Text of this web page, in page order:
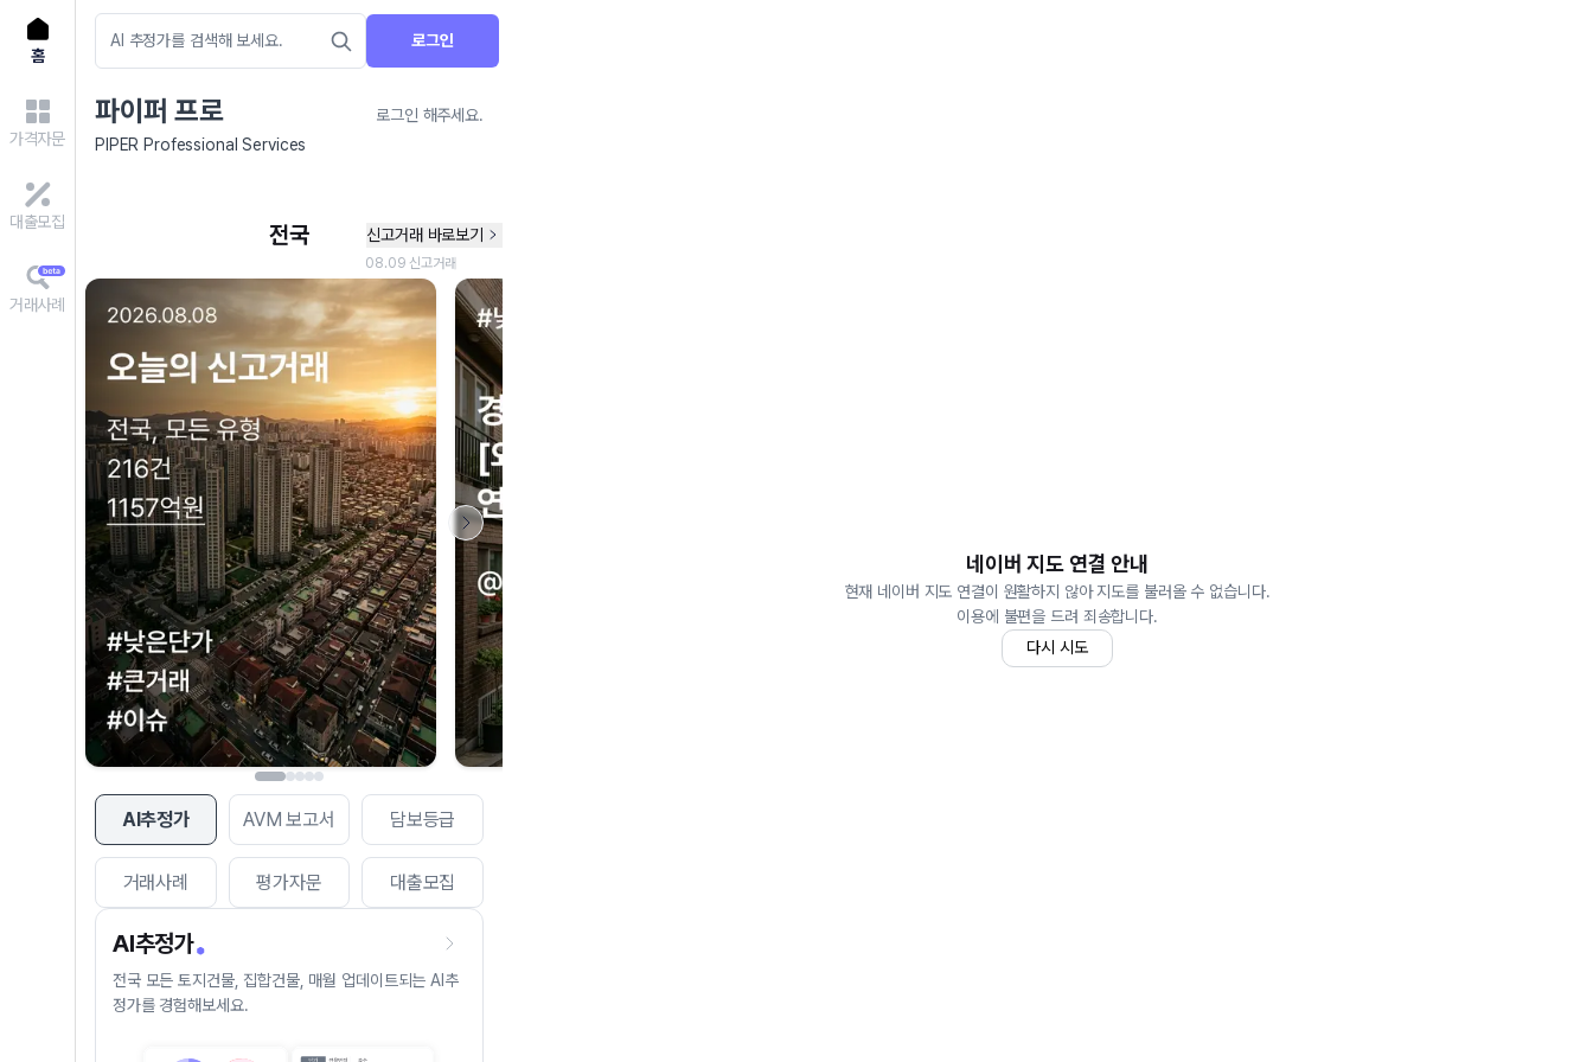
홈
가격자문
대출모집
거래사례
로그인
파이퍼 프로
로그인 해주세요.
PIPER Professional Services
AI추정가 AVM 보고서 담보등급
거래사례 평가자문 대출모집
AI추정가
전국 모든 토지건물, 집합건물, 매월 업데이트되는 AI추
정가를 경험해보세요.
네이버 지도 연결 안내
현재 네이버 지도 연결이 원활하지 않아 지도를 불러올 수 없습니다.
이용에 불편을 드려 죄송합니다.
다시 시도